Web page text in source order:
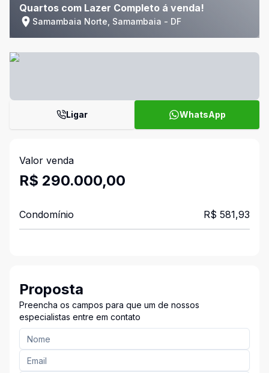
Quartos com Lazer Completo á venda!
Samambaia Norte, Samambaia - DF
Ligar WhatsApp
Valor venda
R$ 290.000,00
Condomínio R$ 581,93
Proposta
Preencha os campos para que um de nossos
especialistas entre em contato